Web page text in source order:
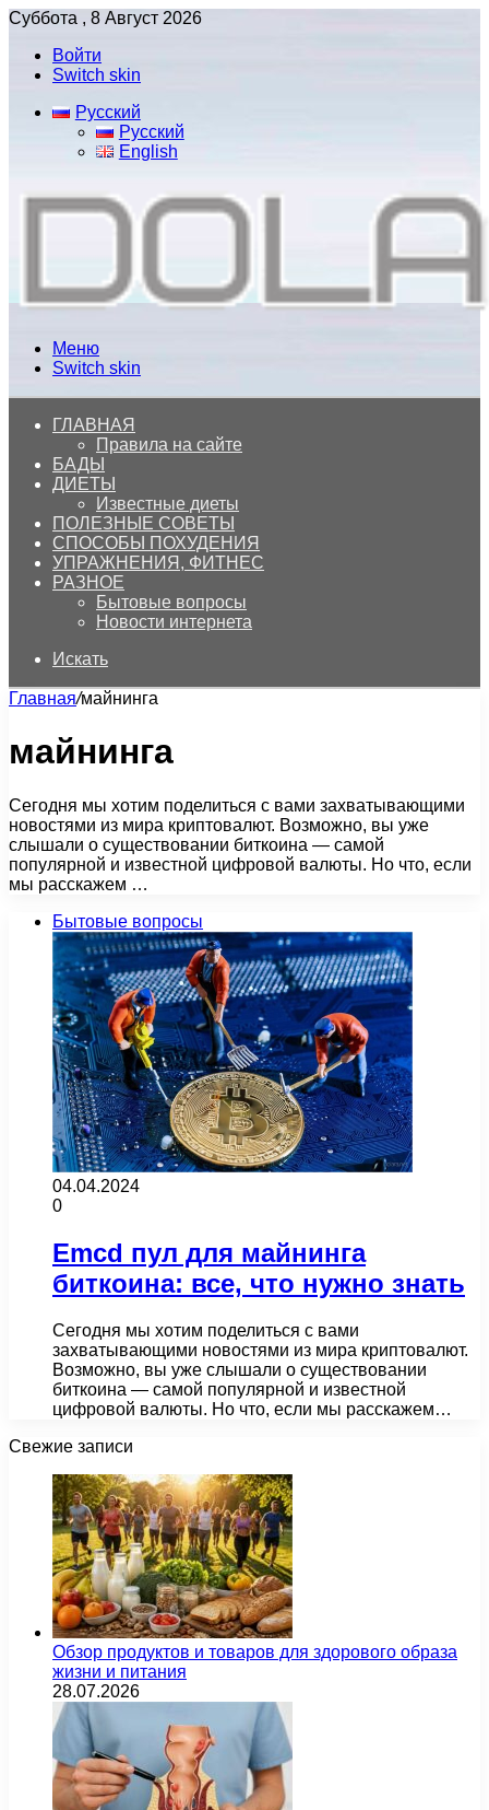
Суббота , 8 Август 2026
Войти
Switch skin
Русский
Русский
English
Меню
Switch skin
ГЛАВНАЯ
Правила на сайте
БАДЫ
ДИЕТЫ
Известные диеты
ПОЛЕЗНЫЕ СОВЕТЫ
СПОСОБЫ ПОХУДЕНИЯ
УПРАЖНЕНИЯ, ФИТНЕС
РАЗНОЕ
Бытовые вопросы
Новости интернета
Искать
Главная/майнинга
майнинга
Сегодня мы хотим поделиться с вами захватывающими
новостями из мира криптовалют. Возможно, вы уже
слышали о существовании биткоина — самой
популярной и известной цифровой валюты. Но что, если
мы расскажем …
Бытовые вопросы
04.04.2024
0
Emcd пул для майнинга
биткоина: все, что нужно знать
Сегодня мы хотим поделиться с вами
захватывающими новостями из мира криптовалют.
Возможно, вы уже слышали о существовании
биткоина — самой популярной и известной
цифровой валюты. Но что, если мы расскажем…
Свежие записи
Обзор продуктов и товаров для здорового образа
жизни и питания
28.07.2026